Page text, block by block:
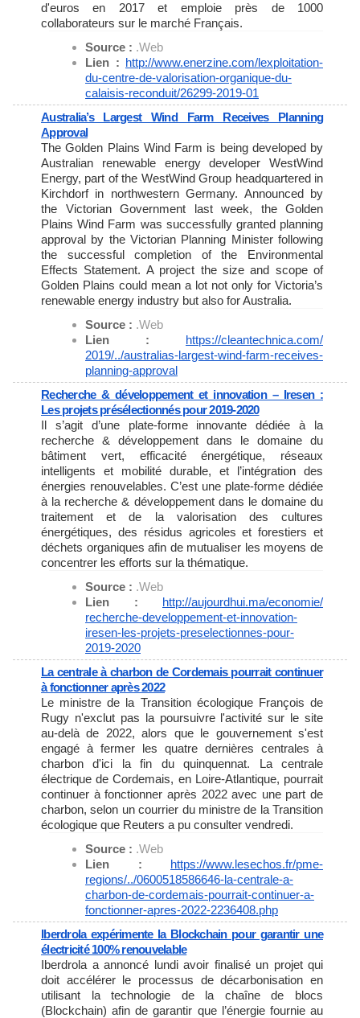
d'euros en 2017 et emploie près de 1000
collaborateurs sur le marché Français.
Source : .Web
Lien : http://www.enerzine.com/lexploitation-
du-centre-de-valorisation-organique-du-
calaisis-reconduit/26299-2019-01
Australia’s Largest Wind Farm Receives Planning
Approval
The Golden Plains Wind Farm is being developed by
Australian renewable energy developer WestWind
Energy, part of the WestWind Group headquartered in
Kirchdorf in northwestern Germany. Announced by
the Victorian Government last week, the Golden
Plains Wind Farm was successfully granted planning
approval by the Victorian Planning Minister following
the successful completion of the Environmental
Effects Statement. A project the size and scope of
Golden Plains could mean a lot not only for Victoria’s
renewable energy industry but also for Australia.
Source : .Web
Lien : https://cleantechnica.com/
2019/../australias-largest-wind-farm-receives-
planning-approval
Recherche & développement et innovation – Iresen :
Les projets présélectionnés pour 2019-2020
Il s’agit d’une plate-forme innovante dédiée à la
recherche & développement dans le domaine du
bâtiment vert, efficacité énergétique, réseaux
intelligents et mobilité durable, et l’intégration des
énergies renouvelables. C’est une plate-forme dédiée
à la recherche & développement dans le domaine du
traitement et de la valorisation des cultures
énergétiques, des résidus agricoles et forestiers et
déchets organiques afin de mutualiser les moyens de
concentrer les efforts sur la thématique.
Source : .Web
Lien : http://aujourdhui.ma/economie/
recherche-developpement-et-innovation-
iresen-les-projets-preselectionnes-pour-
2019-2020
La centrale à charbon de Cordemais pourrait continuer
à fonctionner après 2022
Le ministre de la Transition écologique François de
Rugy n'exclut pas la poursuivre l'activité sur le site
au-delà de 2022, alors que le gouvernement s'est
engagé à fermer les quatre dernières centrales à
charbon d'ici la fin du quinquennat. La centrale
électrique de Cordemais, en Loire-Atlantique, pourrait
continuer à fonctionner après 2022 avec une part de
charbon, selon un courrier du ministre de la Transition
écologique que Reuters a pu consulter vendredi.
Source : .Web
Lien : https://www.lesechos.fr/pme-
regions/../0600518586646-la-centrale-a-
charbon-de-cordemais-pourrait-continuer-a-
fonctionner-apres-2022-2236408.php
Iberdrola expérimente la Blockchain pour garantir une
électricité 100% renouvelable
Iberdrola a annoncé lundi avoir finalisé un projet qui
doit accélérer le processus de décarbonisation en
utilisant la technologie de la chaîne de blocs
(Blockchain) afin de garantir que l’énergie fournie au